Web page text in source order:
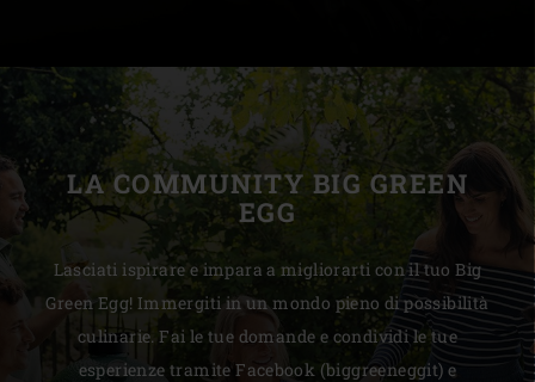
LA COMMUNITY BIG GREEN
EGG
Lasciati ispirare e impara a migliorarti con il tuo Big
Green Egg! Immergiti in un mondo pieno di possibilità
culinarie. Fai le tue domande e condividi le tue
esperienze tramite Facebook (biggreeneggit) e